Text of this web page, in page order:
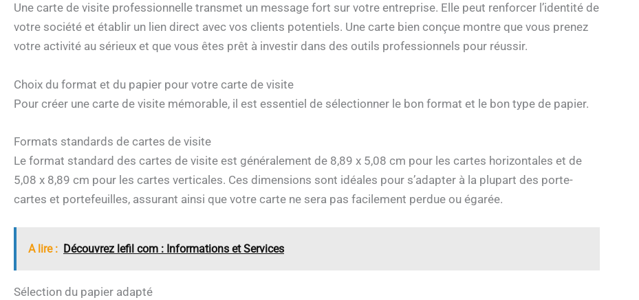
Une carte de visite professionnelle transmet un message fort sur votre entreprise. Elle peut renforcer l’identité de
votre société et établir un lien direct avec vos clients potentiels. Une carte bien conçue montre que vous prenez
votre activité au sérieux et que vous êtes prêt à investir dans des outils professionnels pour réussir.
Choix du format et du papier pour votre carte de visite
Pour créer une carte de visite mémorable, il est essentiel de sélectionner le bon format et le bon type de papier.
Formats standards de cartes de visite
Le format standard des cartes de visite est généralement de 8,89 x 5,08 cm pour les cartes horizontales et de
5,08 x 8,89 cm pour les cartes verticales. Ces dimensions sont idéales pour s’adapter à la plupart des porte-
cartes et portefeuilles, assurant ainsi que votre carte ne sera pas facilement perdue ou égarée.
A lire : Découvrez lefil com : Informations et Services
Sélection du papier adapté